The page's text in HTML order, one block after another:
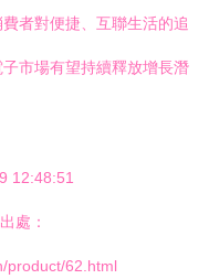
者對便捷、互聯生活的追
市場有望持續釋放增長潛
12:48:51
處：
product/62.html